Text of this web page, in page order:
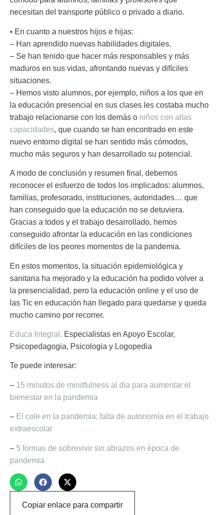
necesitan del transporte público o privado a diario.
• En cuanto a nuestros hijos e hijas:
– Han aprendido nuevas habilidades digitales.
– Se han tenido que hacer más responsables y más
maduros en sus vidas, afrontando nuevas y difíciles
situaciones.
– Hemos visto alumnos, por ejemplo, niños a los que en
la educación presencial en sus clases les costaba mucho
trabajo relacionarse con los demás o niños con altas
capacidades, que cuando se han encontrado en este
nuevo entorno digital se han sentido más cómodos,
mucho más seguros y han desarrollado su potencial.
A modo de conclusión y resumen final, debemos
reconocer el esfuerzo de todos los implicados: alumnos,
familias, profesorado, instituciones, autoridades… que
han conseguido que la educación no se detuviera.
Gracias a todos y el trabajo desarrollado, hemos
conseguido afrontar la educación en las condiciones
difíciles de los peores momentos de la pandemia.
En estos momentos, la situación epidemiológica y
sanitaria ha mejorado y la educación ha podido volver a
la presencialidad, pero la educación online y el uso de
las Tic en educación han llegado para quedarse y queda
mucho camino por recorrer.
Educa Integral. Especialistas en Apoyo Escolar,
Psicopedagogia, Psicologia y Logopedia
Te puede interesar:
– 15 minutos de mindfulness al día para aumentar el
bienestar en la pandemia
– El cole en la pandemia: falta de autonomía en el trabajo
extraescolar
– 5 formas de sobrevivir sin abrazos en época de
pandemia
Copiar enlace para compartir